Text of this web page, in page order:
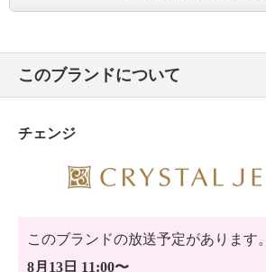
このブランドについて
チェンジ
このブランドの放送予定があります。
8月13日 11:00〜